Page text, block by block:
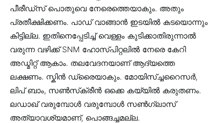
പീരീഡ്സ് പൊതുവെ നേരെത്തെയാകും. അതും
പ്രതീക്ഷിക്കണം. പാഡ് വാങ്ങാൻ ഇടയിൽ കടയൊന്നും
കിട്ടില്ല. ഇതിനെപ്പേടിച്ച് വെള്ളം കുടിക്കാതിരുന്നാൽ
വരുന്ന വഴിക്ക് SNM ഹോസ്പിറ്റലിൽ നേരെ കേറി
അഡ്മിറ്റ് ആകാം. തലവേദനയാണ് ആദ്യത്തെ
ലക്ഷണം. സ്കിൻ ഡ്രൈയാകും. മോയിസ്ച്ചറൈസർ,
ലിപ് ബാം, സൺസ്‌ക്രീൻ ഒക്കെ കയ്യിൽ കരുതണം.
ലഡാഖ് വരുമ്പോൾ വരുമ്പോൾ സൺഗ്ലാസ്
അത്യാവശ്യമാണ്, പൊങ്ങച്ചമല്ല.